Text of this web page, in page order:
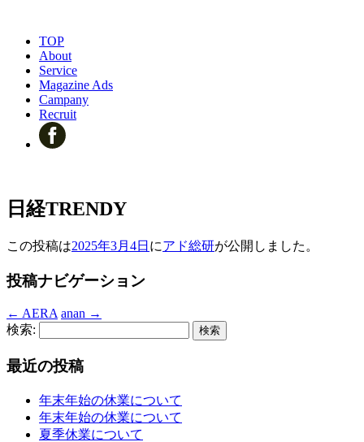
TOP
About
Service
Magazine Ads
Campany
Recruit
日経TRENDY
この投稿は2025年3月4日 にアド総研が公開しました 。
投稿ナビゲーション
← AERA anan →
検索:
最近の投稿
年末年始の休業について
年末年始の休業について
夏季休業について